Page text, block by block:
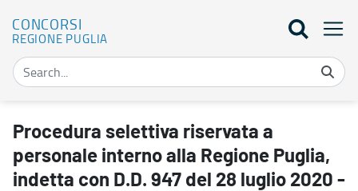
CONCORSI
REGIONE PUGLIA
Procedura selettiva riservata a personale interno alla Regione
Procedura selettiva riservata a
personale interno alla Regione Puglia,
indetta con D.D. 947 del 28 luglio 2020 -